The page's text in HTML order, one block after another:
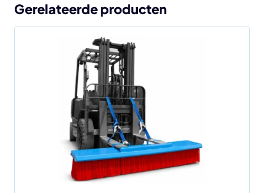
Gerelateerde producten